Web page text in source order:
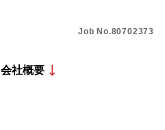
Job No.80702373
会社概要